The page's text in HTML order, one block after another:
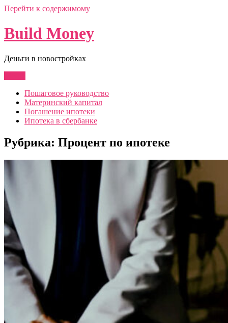
Перейти к содержимому
Build Money
Деньги в новостройках
Пошаговое руководство
Материнский капитал
Погашение ипотеки
Ипотека в сбербанке
Рубрика: Процент по ипотеке